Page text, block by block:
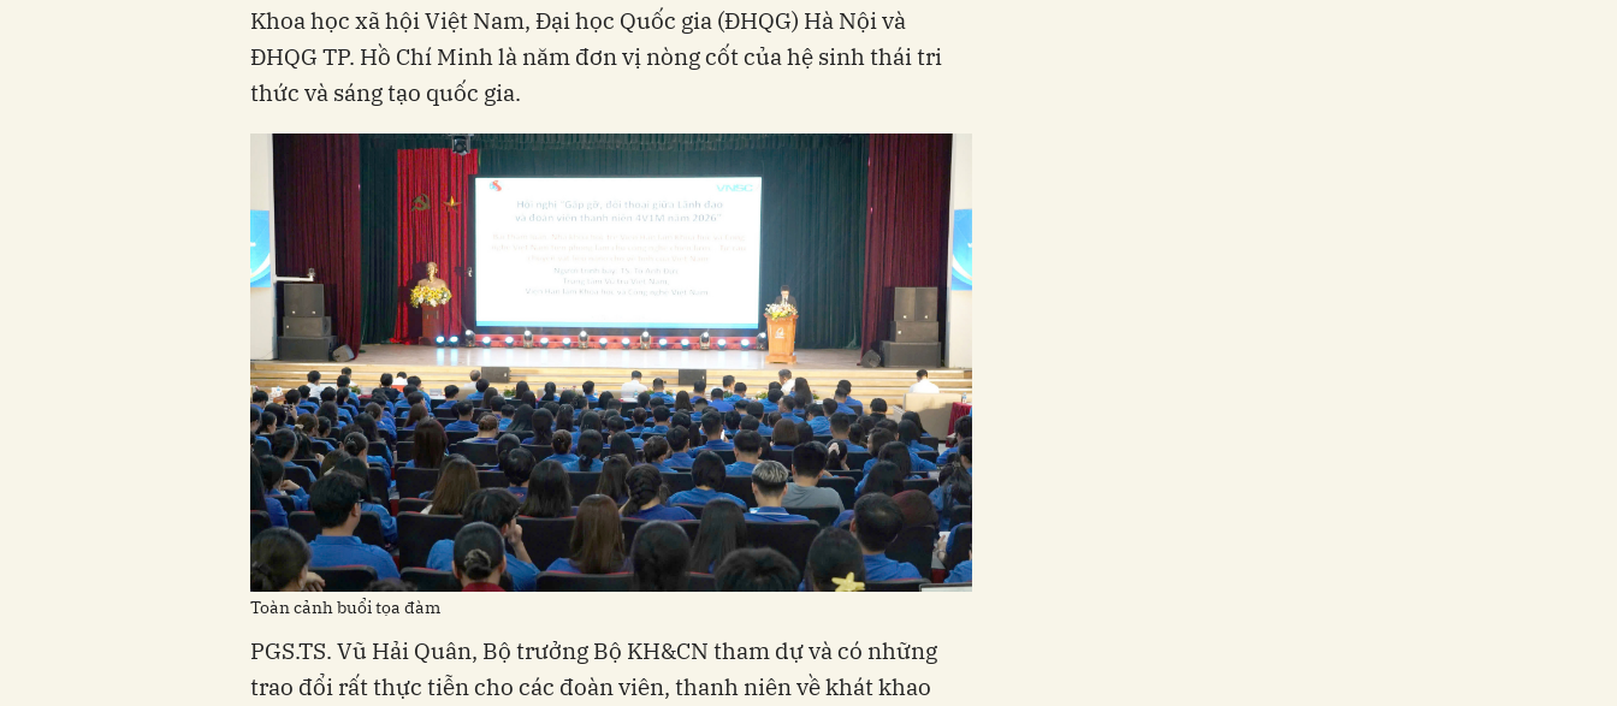
Khoa học xã hội Việt Nam, Đại học Quốc gia (ĐHQG) Hà Nội và
ĐHQG TP. Hồ Chí Minh là năm đơn vị nòng cốt của hệ sinh thái tri
thức và sáng tạo quốc gia.
Toàn cảnh buổi tọa đàm
PGS.TS. Vũ Hải Quân, Bộ trưởng Bộ KH&CN tham dự và có những
trao đổi rất thực tiễn cho các đoàn viên, thanh niên về khát khao